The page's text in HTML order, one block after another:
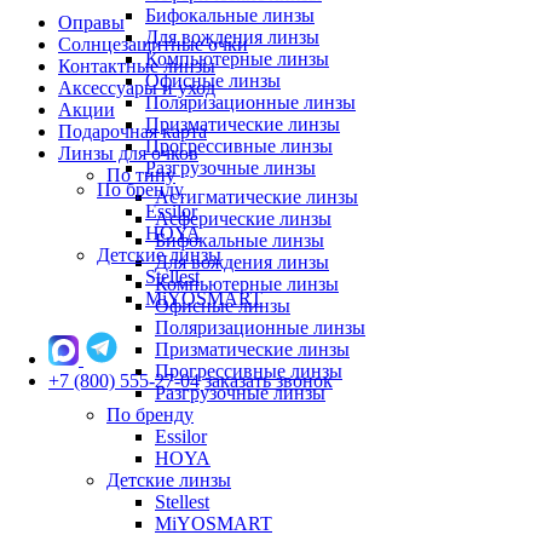
Оправы
Солнцезащитные очки
Контактные линзы
Аксессуары и уход
Акции
Подарочная карта
Линзы для очков
По типу
Астигматические линзы
Асферические линзы
Бифокальные линзы
Для вождения линзы
Компьютерные линзы
Офисные линзы
Поляризационные линзы
Призматические линзы
Прогрессивные линзы
Разгрузочные линзы
По бренду
Essilor
HOYA
Детские линзы
Stellest
MiYOSMART
Бифокальные линзы
Для вождения линзы
Компьютерные линзы
Офисные линзы
Поляризационные линзы
Призматические линзы
Прогрессивные линзы
Разгрузочные линзы
По бренду
Essilor
HOYA
Детские линзы
Stellest
MiYOSMART
+7 (800) 555-27-04 заказать звонок